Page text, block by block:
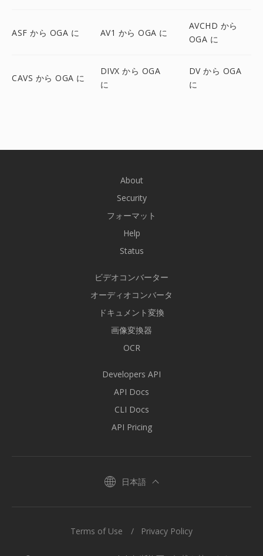
ASF から OGA に AV1 から OGA に
AVCHD から
OGA に
CAVS から OGA に
DIVX から OGA
に
DV から OGA
に
About
Security
フォーマット
Help
Status
ビデオコンバーター
オーディオコンバータ
ドキュメント変換
画像変換器
OCR
Developers API
API Docs
CLI Docs
API Pricing
日本語
Terms of Use Privacy Policy